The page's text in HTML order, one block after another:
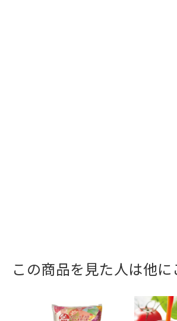
この商品を見た人は他に